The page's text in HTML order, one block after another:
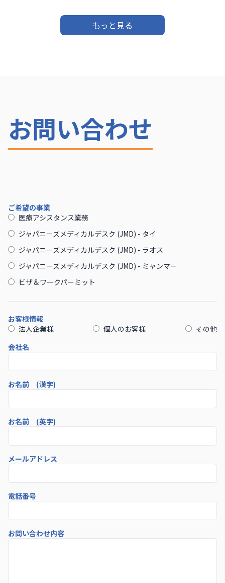
もっと見る
お問い合わせ
ご希望の事業
医療アシスタンス業務
ジャパニーズメディカルデスク (JMD) - タイ
ジャパニーズメディカルデスク (JMD) - ラオス
ジャパニーズメディカルデスク (JMD) - ミャンマー
ビザ＆ワークパーミット
お客様情報
法人企業様
個人のお客様
その他
会社名
お名前 (漢字)
お名前 (英字)
メールアドレス
電話番号
お問い合わせ内容